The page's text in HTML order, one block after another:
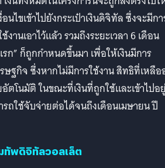
นไขเข้าไปยังกระเป๋าเงินดิจิทัล ซึ่งจะมีก
านเอาไว้แล้ว รวมถึงระยะเวลา 6 เดือน
ก” ก็ถูกกำหนดขึ้นมา เพื่อให้เงินมีการ
ษฐกิจ ซึ่งหากไม่มีการใช้งาน สิทธิที่เหลื
ตโนมัติ ในขณะที่เงินที่ถูกใช้และเข้าไปอ
รถใช้จับจ่ายต่อได้จนถึงเดือนเมษายน ปี
ทัพดิจิทัลวอลเล็ต